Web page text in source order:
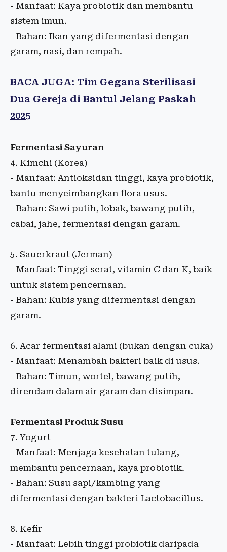
- Manfaat: Kaya probiotik dan membantu
sistem imun.
- Bahan: Ikan yang difermentasi dengan
garam, nasi, dan rempah.
BACA JUGA: Tim Gegana Sterilisasi
Dua Gereja di Bantul Jelang Paskah
2025
Fermentasi Sayuran
4. Kimchi (Korea)
- Manfaat: Antioksidan tinggi, kaya probiotik,
bantu menyeimbangkan flora usus.
- Bahan: Sawi putih, lobak, bawang putih,
cabai, jahe, fermentasi dengan garam.
5. Sauerkraut (Jerman)
- Manfaat: Tinggi serat, vitamin C dan K, baik
untuk sistem pencernaan.
- Bahan: Kubis yang difermentasi dengan
garam.
6. Acar fermentasi alami (bukan dengan cuka)
- Manfaat: Menambah bakteri baik di usus.
- Bahan: Timun, wortel, bawang putih,
direndam dalam air garam dan disimpan.
Fermentasi Produk Susu
7. Yogurt
- Manfaat: Menjaga kesehatan tulang,
membantu pencernaan, kaya probiotik.
- Bahan: Susu sapi/kambing yang
difermentasi dengan bakteri Lactobacillus.
8. Kefir
- Manfaat: Lebih tinggi probiotik daripada